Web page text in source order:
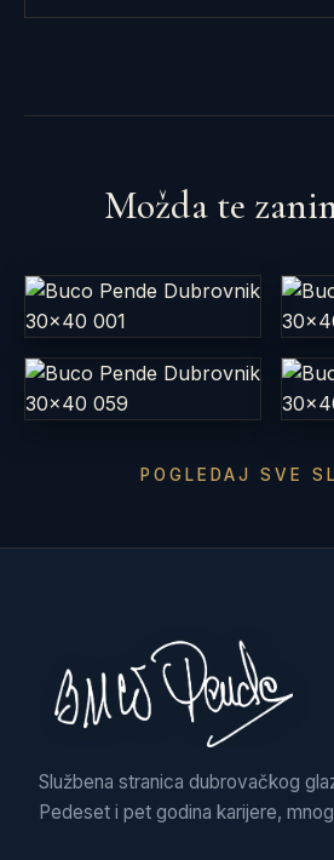
Možda te
POGLEDAJ SVE
Službena stranica dubrovačkog
Pedeset i pet godina karijere,